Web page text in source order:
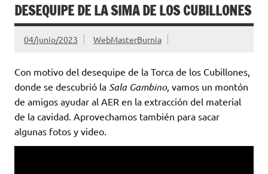
DESEQUIPE DE LA SIMA DE LOS CUBILLONES
04/junio/2023 WebMasterBurnia
Con motivo del desequipe de la Torca de los Cubillones,
donde se descubrió la Sala Gambino, vamos un montón
de amigos ayudar al AER en la extracción del material
de la cavidad. Aprovechamos también para sacar
algunas fotos y video.